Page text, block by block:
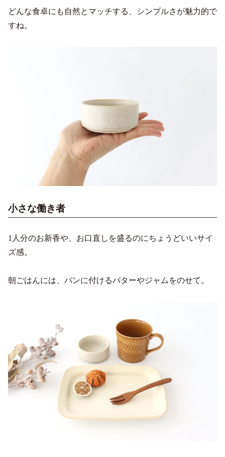
どんな食卓にも自然とマッチする、シンプルさが魅力的で
すね。
小さな働き者
1人分のお新香や、お口直しを盛るのにちょうどいいサイ
ズ感。
朝ごはんには、パンに付けるバターやジャムをのせて。